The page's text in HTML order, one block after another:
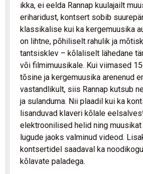
ikka, ei eelda Rannap kuulajailt
eriharidust, kontsert sobib
klassikalise kui ka kergemuusika
on lihtne, põhiliselt rahulik ja
tantsisklev – kõlaliselt lähedane
või filmimuusikale. Kui viimased
tõsine ja kergemuusika arenenud
vastandlikult, siis Rannap kutsub
ja sulanduma. Nii plaadil kui ka
lisanduvad klaveri kõlale
elektroonilised helid ning
lugude jaoks valminud videod.
kontsertidel saadaval ka
kõlavate paladega.